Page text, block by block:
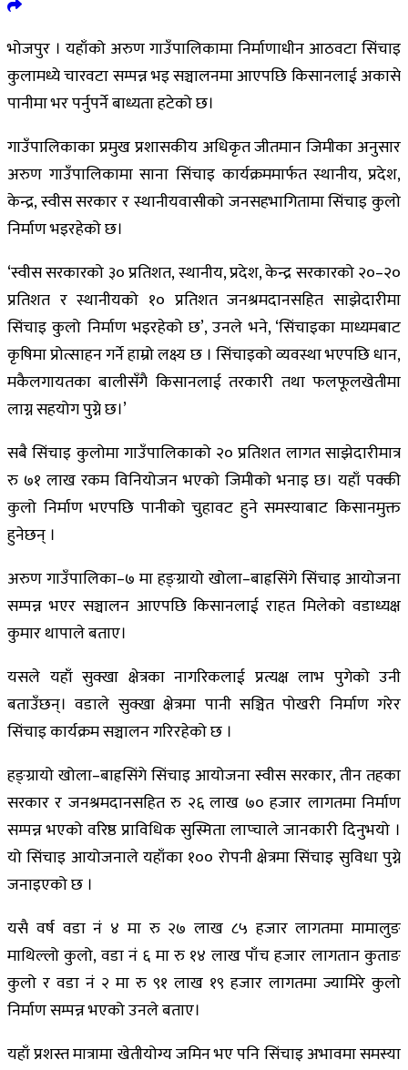
भोजपुर । यहाँको अरुण गाउँपालिकामा निर्माणाधीन आठवटा सिंचाइ
कुलामध्ये चारवटा सम्पन्न भइ सञ्चालनमा आएपछि किसानलाई अकासे
पानीमा भर पर्नुपर्ने बाध्यता हटेको छ।
गाउँपालिकाका प्रमुख प्रशासकीय अधिकृत जीतमान जिमीका अनुसार
अरुण गाउँपालिकामा साना सिंचाइ कार्यक्रममार्फत स्थानीय, प्रदेश,
केन्द्र, स्वीस सरकार र स्थानीयवासीको जनसहभागितामा सिंचाइ कुलो
निर्माण भइरहेको छ।
‘स्वीस सरकारको ३० प्रतिशत, स्थानीय, प्रदेश, केन्द्र सरकारको २०–२०
प्रतिशत र स्थानीयको १० प्रतिशत जनश्रमदानसहित साझेदारीमा
सिंचाइ कुलो निर्माण भइरहेको छ’, उनले भने, ‘सिंचाइका माध्यमबाट
कृषिमा प्रोत्साहन गर्ने हाम्रो लक्ष्य छ । सिंचाइको व्यवस्था भएपछि धान,
मकैलगायतका बालीसँगै किसानलाई तरकारी तथा फलफूलखेतीमा
लाग्न सहयोग पुग्ने छ।’
सबै सिंचाइ कुलोमा गाउँपालिकाको २० प्रतिशत लागत साझेदारीमात्र
रु ७१ लाख रकम विनियोजन भएको जिमीको भनाइ छ। यहाँ पक्की
कुलो निर्माण भएपछि पानीको चुहावट हुने समस्याबाट किसानमुक्त
हुनेछन् ।
अरुण गाउँपालिका–७ मा हङ्ग्रायो खोला–बाह्रसिंगे सिंचाइ आयोजना
सम्पन्न भएर सञ्चालन आएपछि किसानलाई राहत मिलेको वडाध्यक्ष
कुमार थापाले बताए।
यसले यहाँ सुक्खा क्षेत्रका नागरिकलाई प्रत्यक्ष लाभ पुगेको उनी
बताउँछन्। वडाले सुक्खा क्षेत्रमा पानी सञ्चित पोखरी निर्माण गरेर
सिंचाइ कार्यक्रम सञ्चालन गरिरहेको छ ।
हङ्ग्रायो खोला–बाह्रसिंगे सिंचाइ आयोजना स्वीस सरकार, तीन तहका
सरकार र जनश्रमदानसहित रु २६ लाख ७० हजार लागतमा निर्माण
सम्पन्न भएको वरिष्ठ प्राविधिक सुस्मिता लाप्चाले जानकारी दिनुभयो ।
यो सिंचाइ आयोजनाले यहाँका १०० रोपनी क्षेत्रमा सिंचाइ सुविधा पुग्ने
जनाइएको छ ।
यसै वर्ष वडा नं ४ मा रु २७ लाख ८५ हजार लागतमा मामालुङ
माथिल्लो कुलो, वडा नं ६ मा रु १४ लाख पाँच हजार लागतान कुताङ
कुलो र वडा नं २ मा रु ९१ लाख १९ हजार लागतमा ज्यामिरे कुलो
निर्माण सम्पन्न भएको उनले बताए।
यहाँ प्रशस्त मात्रामा खेतीयोग्य जमिन भए पनि सिंचाइ अभावमा समस्या